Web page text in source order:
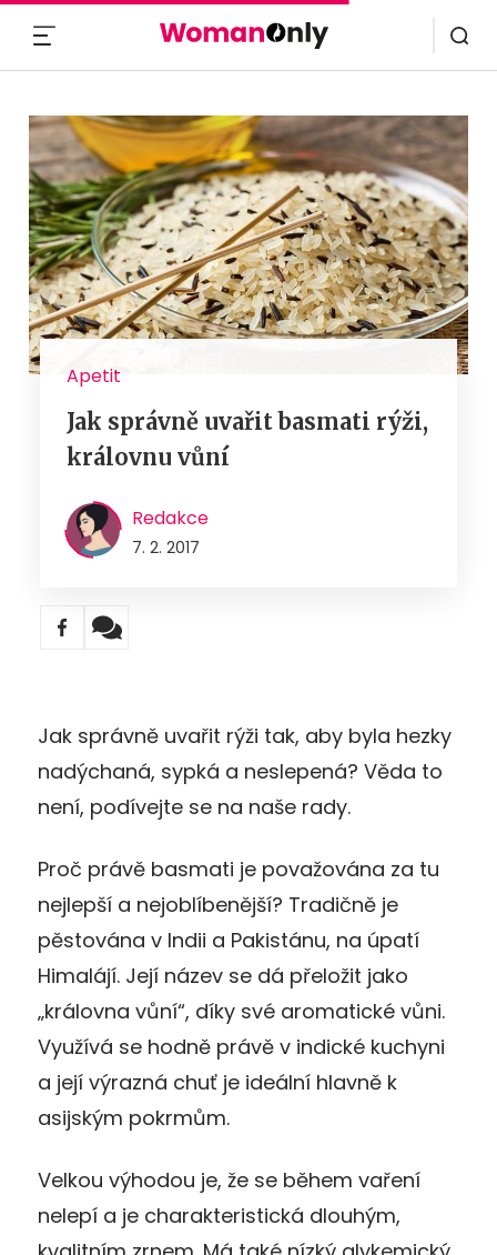
Apetit
Jak správně uvařit basmati rýži,
královnu vůní
Redakce
7. 2. 2017
Jak správně uvařit rýži tak, aby byla hezky
nadýchaná, sypká a neslepená? Věda to
není, podívejte se na naše rady.
Proč právě basmati je považována za tu
nejlepší a nejoblíbenější? Tradičně je
pěstována v Indii a Pakistánu, na úpatí
Himalájí. Její název se dá přeložit jako
„královna vůní“, díky své aromatické vůni.
Využívá se hodně právě v indické kuchyni
a její výrazná chuť je ideální hlavně k
asijským pokrmům.
Velkou výhodou je, že se během vaření
nelepí a je charakteristická dlouhým,